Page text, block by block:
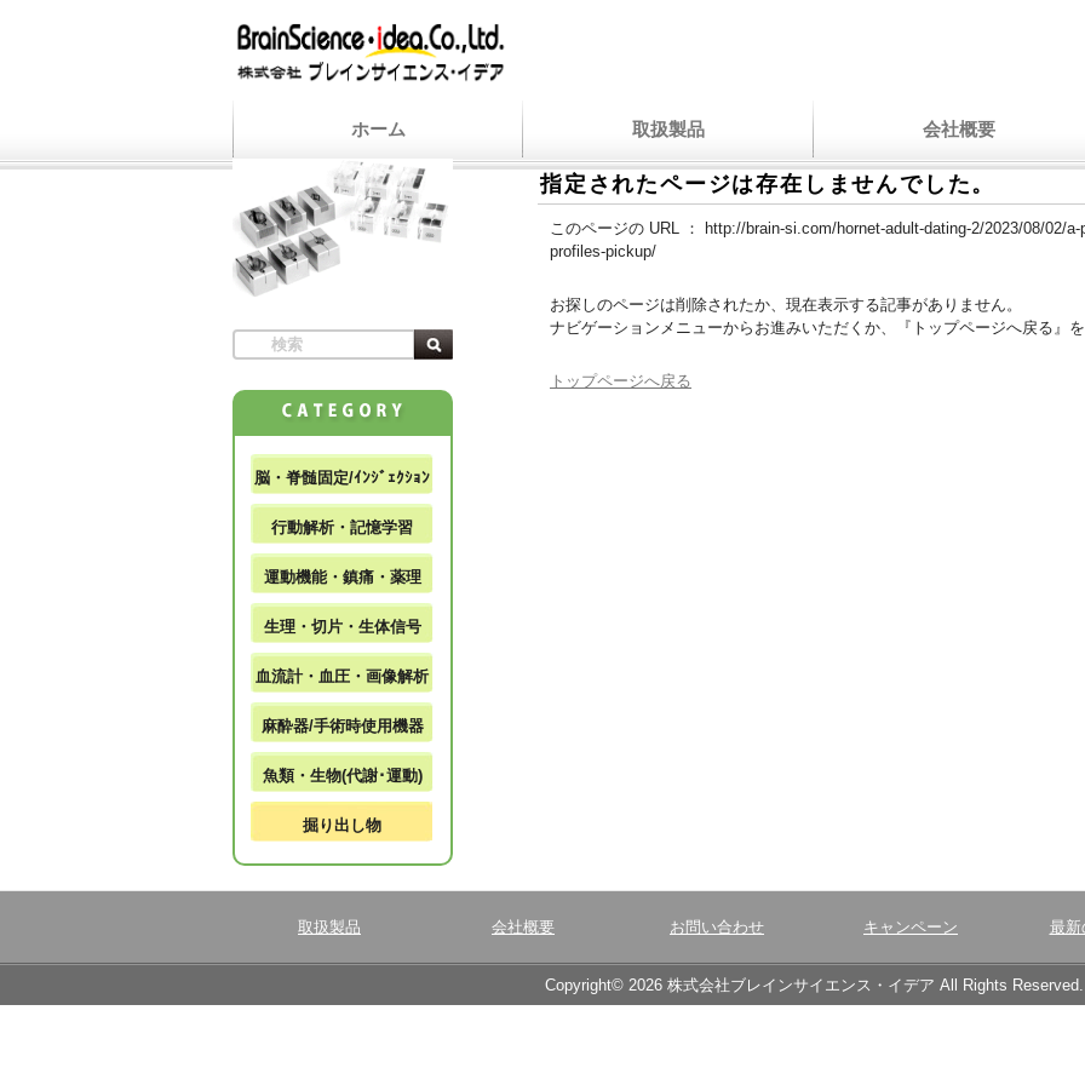
ホーム 取扱製品 会社概要
指定されたページは存在しませんでした。
このページの URL ：
http://brain-si.com/hornet-adult-dating-2/2023/08/02/
profiles-pickup/
お探しのページは削除されたか、現在表示する記事がありません。
ナビゲーションメニューからお進みいただくか、『トップページへ戻る』を
トップページへ戻る
脳・脊髄固定/ｲﾝｼﾞｪｸｼｮﾝ
行動解析・記憶学習
運動機能・鎮痛・薬理
生理・切片・生体信号
血流計・血圧・画像解析
麻酔器/手術時使用機器
魚類・生物(代謝･運動)
掘り出し物
取扱製品 会社概要 お問い合わせ キャンペーン 最新
Copyright© 2026 株式会社ブレインサイエンス・イデア All Rights Reserved.